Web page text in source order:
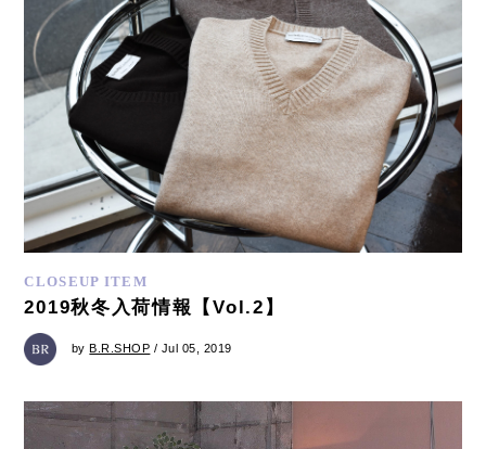
CLOSEUP ITEM
2019秋冬入荷情報【Vol.2】
byB.R.SHOP / Jul 05, 2019